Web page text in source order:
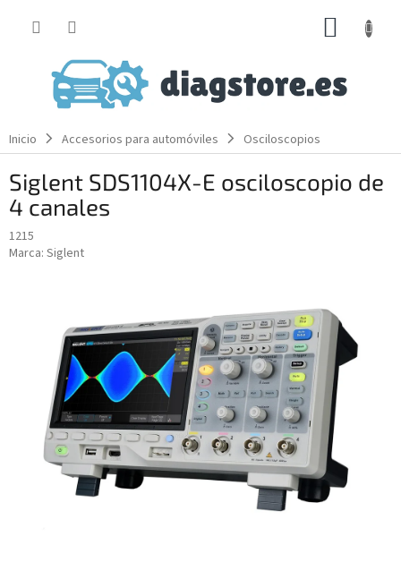
CESTA
Inicio Accesorios para automóviles Osciloscopios
Siglent SDS1104X-E osciloscopio de
4 canales
1215
Marca: Siglent